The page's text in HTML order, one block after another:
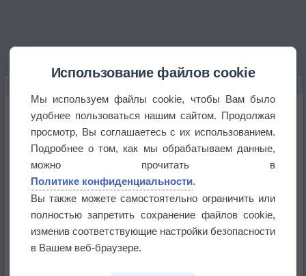
Погода в Екатеринбурге 6 августа
Погода в Краснодаре 6 августа
Погода в Санкт-Петербурге 6 августа
Погода в Москве 6 августа
Использование файлов cookie
Мы используем файлы cookie, чтобы Вам было
удобнее пользоваться нашим сайтом. Продолжая
просмотр, Вы соглашаетесь с их использованием.
Подробнее о том, как мы обрабатываем данные,
можно прочитать в
Политике конфиденциальности.
Вы также можете самостоятельно ограничить или
полностью запретить сохранение файлов cookie,
изменив соответствующие настройки безопасности
в Вашем веб-браузере.